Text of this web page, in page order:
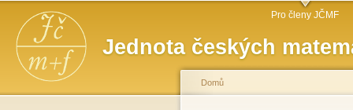
Jednota českých
Hlavní menu Pro členy JČMF
Domů